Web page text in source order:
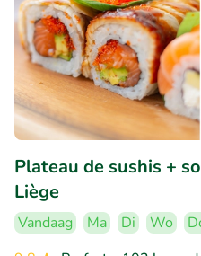
Plateau de sushis +
Liège
Vandaag Ma Di Wo